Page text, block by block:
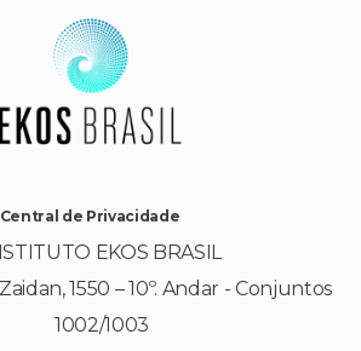
Central de Privacidade
EKOS BRASIL
1550 – 10º. Andar - Conjuntos
1002/1003